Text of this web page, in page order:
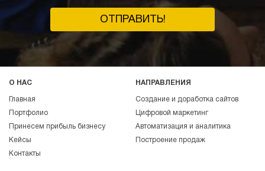
ОТПРАВИТЬ!
О НАС
Главная
Портфолио
Принесем прибыль бизнесу
Кейсы
Контакты
НАПРАВЛЕНИЯ
Создание и доработка сайтов
Цифровой маркетинг
Автоматизация и аналитика
Построение продаж